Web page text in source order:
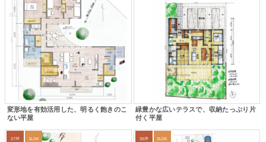
変形地を有効活用した、明るく飽きのこ
ない平屋
緑豊かな広いテラスで、収納たっぷり片
付く平屋
27坪 3LDK 35坪 3LDK